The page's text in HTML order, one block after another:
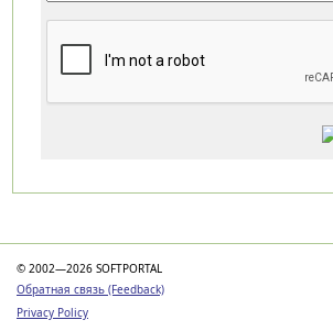
© 2002—2026 SOFTPORTAL
Обратная связь (Feedback)
Privacy Policy